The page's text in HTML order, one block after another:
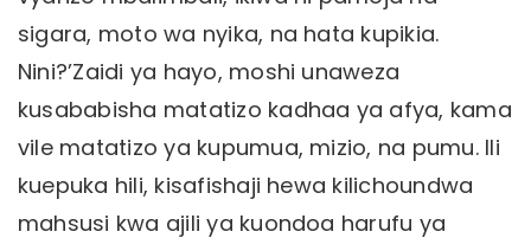
sigara, moto wa nyika, na hata kupikia.
Nini?’Zaidi ya hayo, moshi unaweza
kusababisha matatizo kadhaa ya afya, kama
vile matatizo ya kupumua, mizio, na pumu. Ili
kuepuka hili, kisafishaji hewa kilichoundwa
mahsusi kwa ajili ya kuondoa harufu ya